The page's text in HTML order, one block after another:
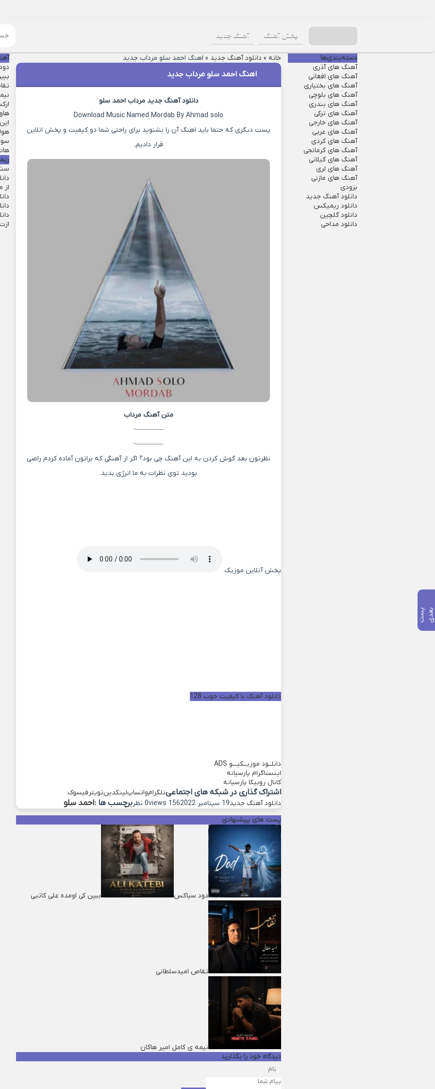
پخش آهنگ آهنگ جدید
خانه » دانلود آهنگ جدید » اهنگ احمد سلو مرداب جدید
پ
س
ت
ب
ع
د ی
اهنگ احمد سلو مرداب جدید
دانلود آهنگ جدید مرداب احمد سلو
Download Music Named Mordab By Ahmad solo
پست دیگری که حتما باید اهنگ آن را بشنوید برای راحتی شما دو کیفیت و پخش انلاین
قرار دادیم.
متن آهنگ مرداب
————-
————-
نظرتون بعد گوش کردن به این آهنگ چی بود؟ اگر از آهنگی که براتون آماده کردم راصی
بودید توی نظرات به ما انرژی بدید.
پخش آنلاین موزیک
دانلود آهنگ با کیفیت خوب 128
دانلــود موزیــکیـــو ADS
اینستاگرام پارسیانه
کانال روبیکا پارسیانه
اشتراک گذاری در شبکه های اجتماعیتلگرامواتساپلینکدینتویتر فیسوک
دانلود آهنگ جدید19 سپتامبر 2022 156 views 0 نظر برچسب ها :احمد سلو
پست های پیشنهادی
دود سیاکس ببین کی اومده علی کاتبی
تقاص امیدسلطانی
نیمه ی کامل امیر هاکان
دیدگاه خود را بگذارید
دسته‌بندی‌ها
آهنگ های آذری
آهنگ های افغانی
آهنگ های بختیاری
آهنگ های بلوچی
آهنگ های بندری
آهنگ های ترکی
آهنگ های خارجی
آهنگ های عربی
آهنگ های کردی
آهنگ های کرمانجی
آهنگ های گیلانی
آهنگ های لری
آهنگ های مازنی
بزودی
دانلود آهنگ جدید
دانلود ریمیکس
دانلود گلچین
دانلود مداحی
از
ازت